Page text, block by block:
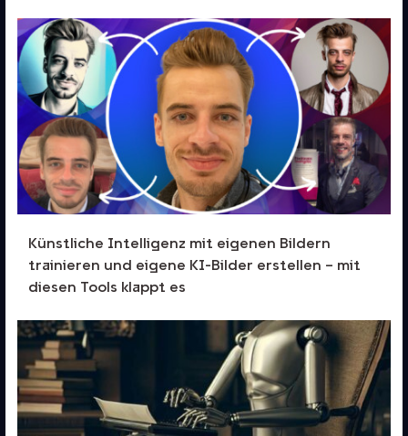
Künstliche Intelligenz mit eigenen Bildern
trainieren und eigene KI-Bilder erstellen – mit
diesen Tools klappt es